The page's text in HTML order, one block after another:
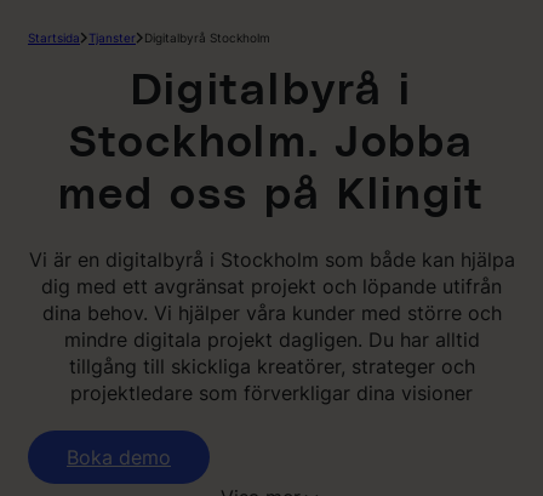
Startsida Tjanster Digitalbyrå Stockholm
Digitalbyrå i
Stockholm. Jobba
med oss på Klingit
Vi är en digitalbyrå i Stockholm som både kan hjälpa
dig med ett avgränsat projekt och löpande utifrån
dina behov. Vi hjälper våra kunder med större och
mindre digitala projekt dagligen. Du har alltid
tillgång till skickliga kreatörer, strateger och
projektledare som förverkligar dina visioner
Boka demo